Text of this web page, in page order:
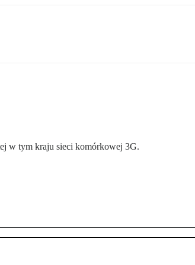
w tym kraju sieci komórkowej 3G.